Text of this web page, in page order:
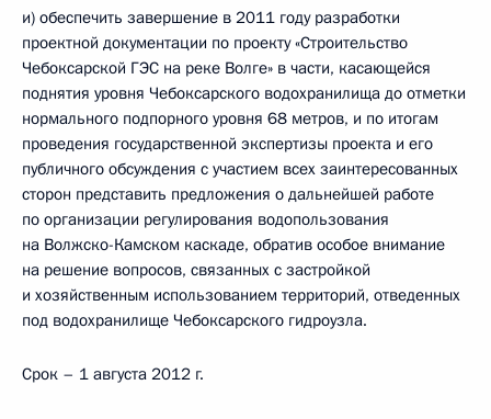
и) обеспечить завершение в 2011 году разработки
проектной документации по проекту «Строительство
Чебоксарской ГЭС на реке Волге» в части, касающейся
поднятия уровня Чебоксарского водохранилища до отметки
нормального подпорного уровня 68 метров, и по итогам
проведения государственной экспертизы проекта и его
публичного обсуждения с участием всех заинтересованных
сторон представить предложения о дальнейшей работе
по организации регулирования водопользования
на Волжско-Камском каскаде, обратив особое внимание
на решение вопросов, связанных с застройкой
и хозяйственным использованием территорий, отведенных
под водохранилище Чебоксарского гидроузла.
Срок – 1 августа 2012 г.